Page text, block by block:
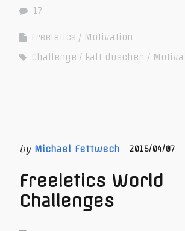
17
Freeletics
Motivation
Challenge
kalt duschen
by Michael Fettwech 2015/04/07
Freeletics World
Challenges